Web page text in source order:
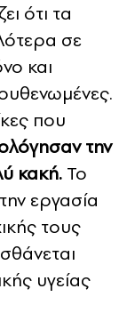
ότι τα
σε
και
που
την
κακή. Το
εργασία
τους
υγείας